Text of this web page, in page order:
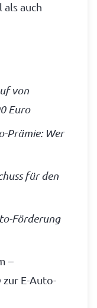
auch
von
Euro
Prämie: Wer
für den
Förderung
–
E-Auto-